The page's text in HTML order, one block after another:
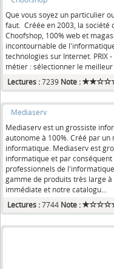
Que vous soyez un particulier
faut. Créée en 2003, la société
Choofshop, 100% web et
incontournable de
technologies sur Internet. PRIX -
métier : sélectionner le meilleur
Lectures :7239 Note :
Mediaserv
Mediaserv est un grossiste
autonome à 100%. Créé par
informatique. Mediaserv est
informatique et par
professionnels de
gamme de produits très large
immédiate et notre catalogu...
Lectures :7744 Note :